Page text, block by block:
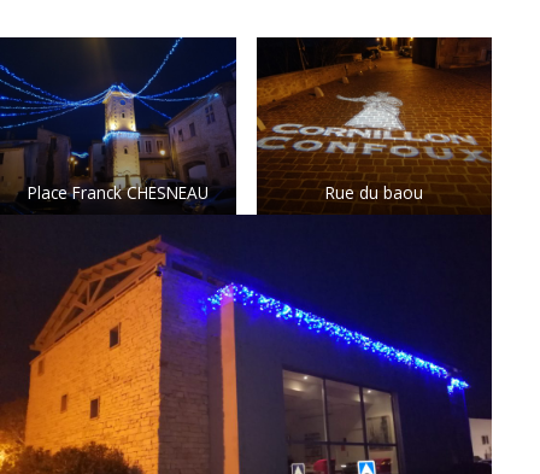
Place Franck CHESNEAU Rue du baou